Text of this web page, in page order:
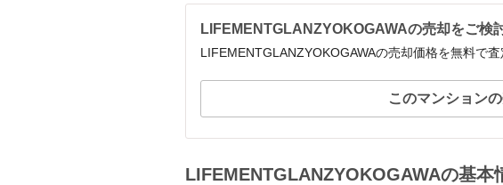
LIFEMENTGLANZYOKOGAWAの売却をご検
LIFEMENTGLANZYOKOGAWAの売却価格を無料で査
このマンションの
LIFEMENTGLANZYOKOGAWAの基本